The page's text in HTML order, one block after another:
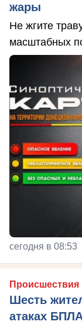
жары
Не жгите
масштабных
сегодня в 08:53
Происшествия
Шесть
атаках